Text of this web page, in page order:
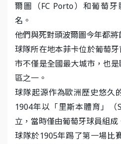
爾圖（FC Porto）和葡萄
名。
他們與死對頭波爾圖今年都將
球隊所在地本菲卡位於葡萄
市不僅是全國最大城市，也
區之一。
球隊起源作為歐洲歷史悠久
1904年以「里斯本體育」
立，當時僅由葡萄牙球員組成
球隊於1905年踢了第一場比